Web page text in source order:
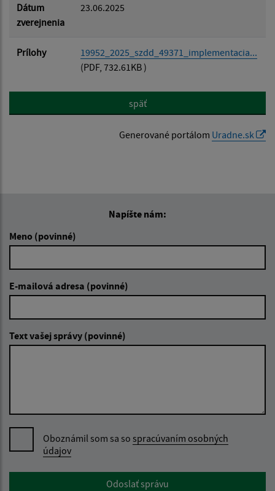
Dátum
zverejnenia
23.06.2025
Prílohy
19952_2025_szdd_49371_implementacia...
(PDF, 732.61KB )
späť
Generované portálom Uradne.sk
Napíšte nám:
Meno (povinné)
E-mailová adresa (povinné)
Text vašej správy (povinné)
Oboznámil som sa so spracúvaním osobných
údajov
Google reCaptcha ResponseOdoslať správu